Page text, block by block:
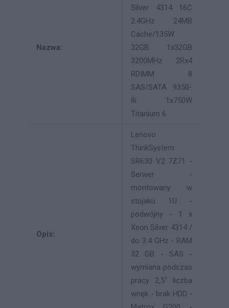
Nazwa:
Silver 4314 16C
2.4GHz 24MB
Cache/135W
32GB 1x32GB
3200MHz 2Rx4
RDIMM 8
SAS/SATA 9350-
8i 1x750W
Titanium 6
Opis:
Lenovo
ThinkSystem
SR630 V2 7Z71 -
Serwer -
montowany w
stojaku 1U -
podwójny - 1 x
Xeon Silver 4314 /
do 3.4 GHz - RAM
32 GB - SAS -
wymiana podczas
pracy 2,5" liczba
wnęk - brak HDD -